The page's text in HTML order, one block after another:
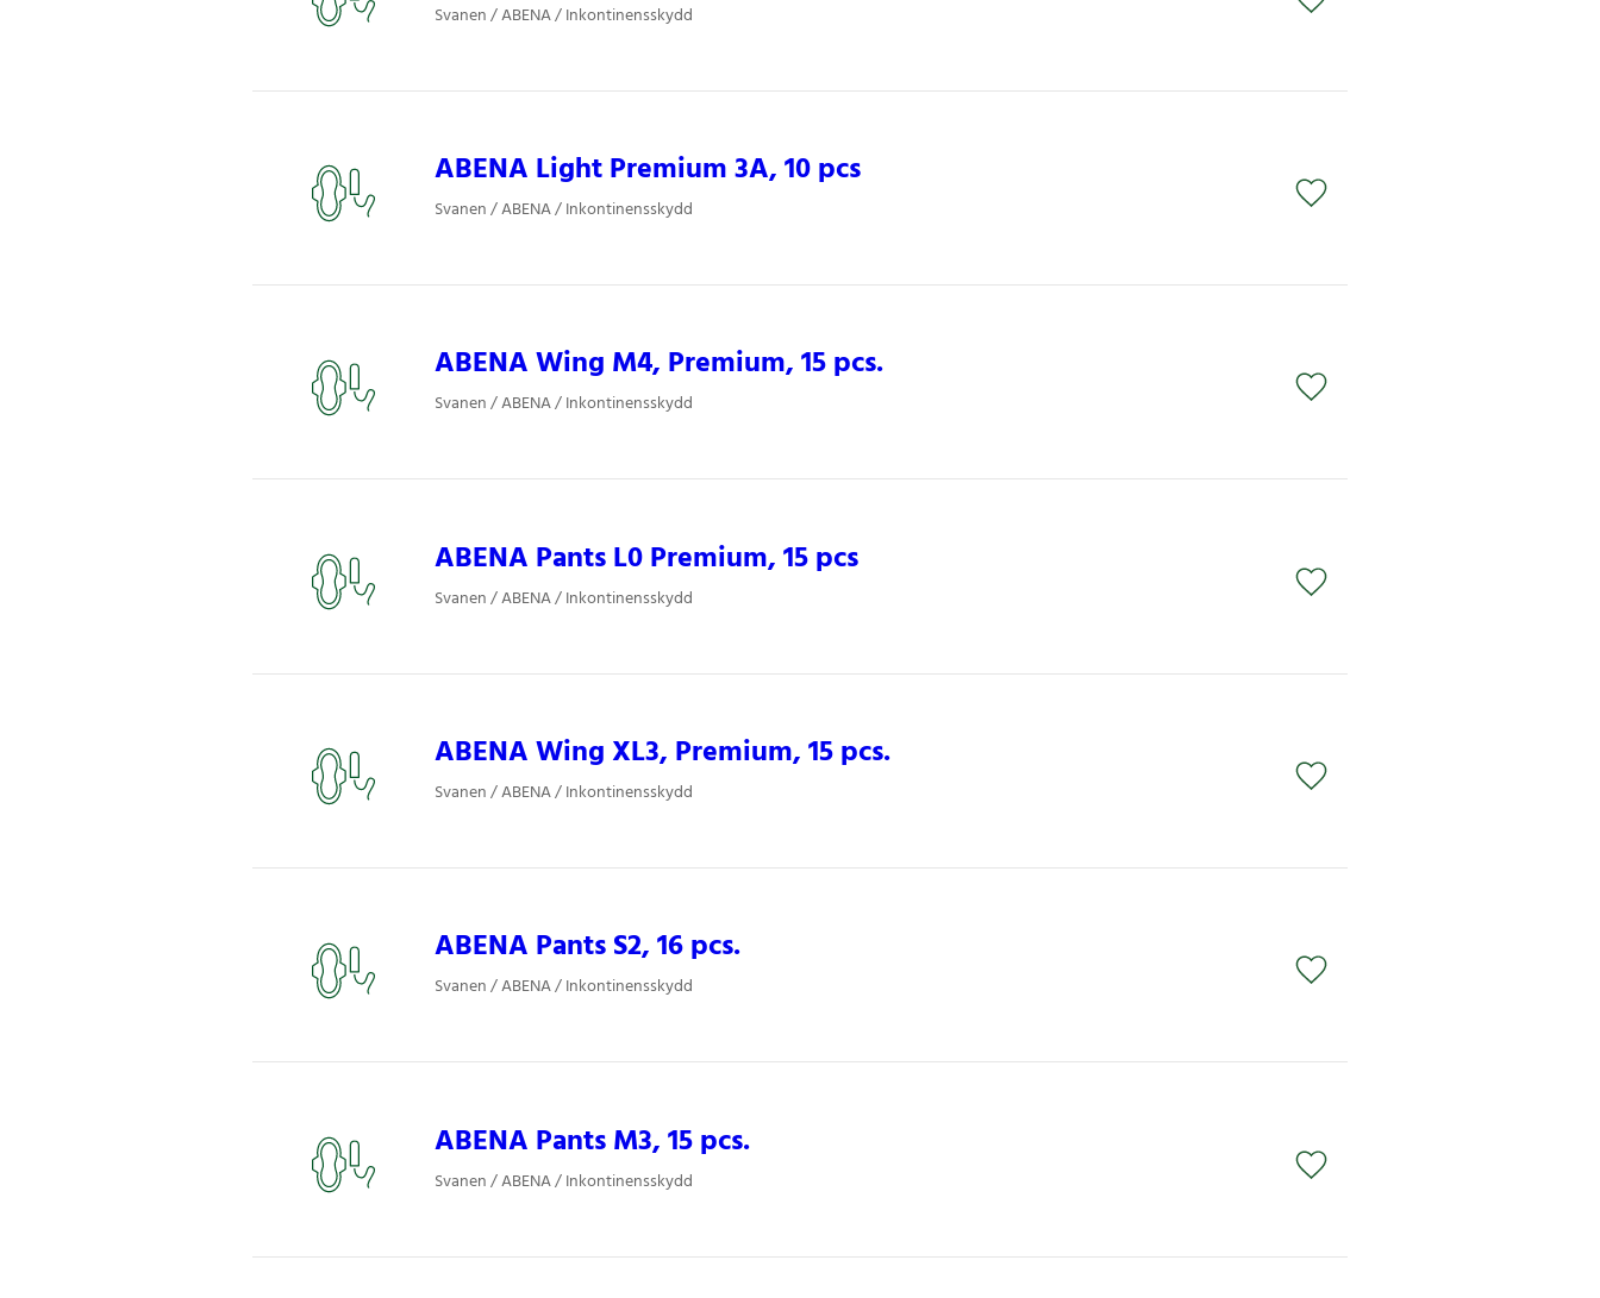
Svanen / ABENA / Inkontinensskydd
ABENA Light Premium 3A, 10 pcs
Svanen / ABENA / Inkontinensskydd
ABENA Wing M4, Premium, 15 pcs.
Svanen / ABENA / Inkontinensskydd
ABENA Pants L0 Premium, 15 pcs
Svanen / ABENA / Inkontinensskydd
ABENA Wing XL3, Premium, 15 pcs.
Svanen / ABENA / Inkontinensskydd
ABENA Pants S2, 16 pcs.
Svanen / ABENA / Inkontinensskydd
ABENA Pants M3, 15 pcs.
Svanen / ABENA / Inkontinensskydd